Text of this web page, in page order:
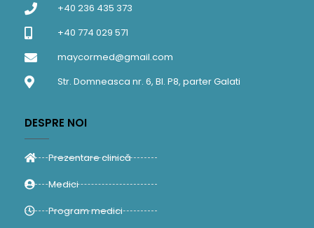
+40 236 435 373
+40 774 029 571
maycormed@gmail.com
Str. Domneasca nr. 6, Bl. P8, parter Galati
DESPRE NOI
Prezentare clinică
Medici
Program medici